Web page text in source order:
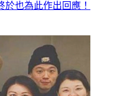
也為此作出回應！